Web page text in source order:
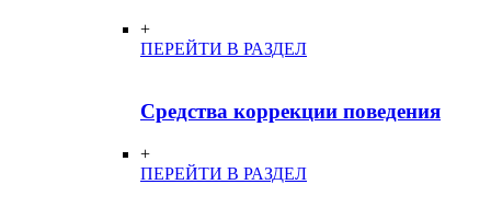
+
ПЕРЕЙТИ В РАЗДЕЛ
Средства коррекции поведения
+
ПЕРЕЙТИ В РАЗДЕЛ